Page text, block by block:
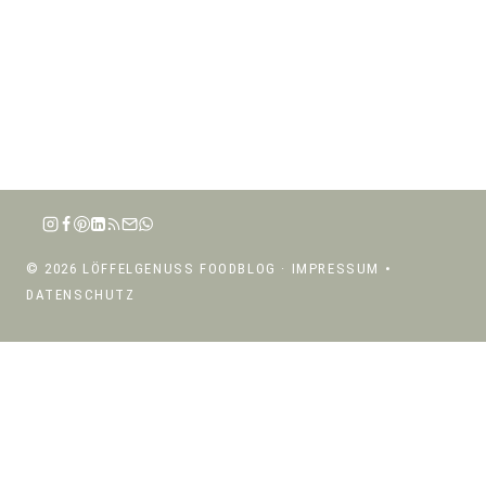
© 2026 LÖFFELGENUSS FOODBLOG · IMPRESSUM •
DATENSCHUTZ